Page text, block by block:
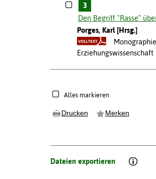
3
Den Begriff "Rasse"
Porges, Karl [Hrsg.]
Erziehungswissenschaft
Alles markieren
Drucken Merken
Dateien exportieren